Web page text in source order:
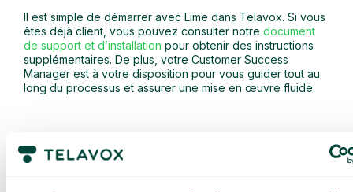
Il est simple de démarrer avec Lime dans Telavox. Si vous
êtes déjà client, vous pouvez consulter notre document
de support et d’installation pour obtenir des instructions
supplémentaires. De plus, votre Customer Success
Manager est à votre disposition pour vous guider tout au
long du processus et assurer une mise en œuvre fluide.